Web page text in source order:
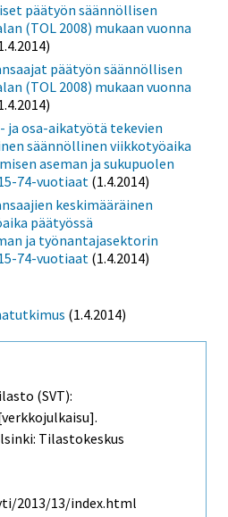
päätyön säännöllisen
(TOL 2008) mukaan vuonna
päätyön säännöllisen
(TOL 2008) mukaan vuonna
ja osa-aikatyötä tekevien
säännöllinen viikkotyöaika
aseman ja sukupuolen
74-vuotiaat (1.4.2014)
keskimääräinen
päätyössä
ja työnantajasektorin
74-vuotiaat (1.4.2014)
(1.4.2014)
(SVT):
Tilastokeskus
2013/13/index.html